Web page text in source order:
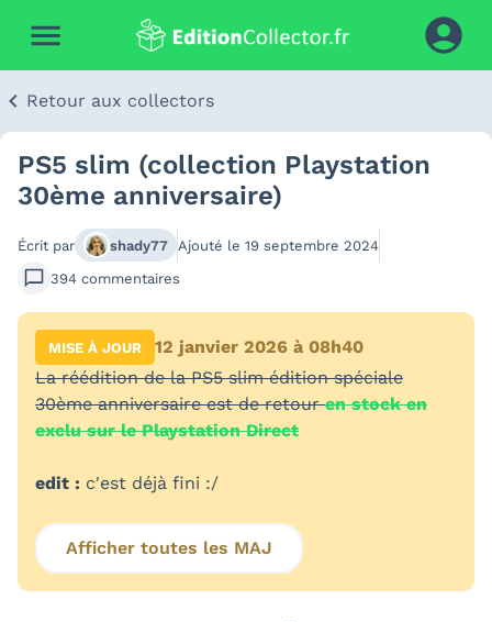
Retour aux collectors
PS5 slim (collection Playstation
30ème anniversaire)
Écrit par shady77 Ajouté le 19 septembre 2024
394 commentaires
MISE À JOUR
12 janvier 2026 à 08h40
La réédition de la PS5 slim édition spéciale
30ème anniversaire est de retouren stock en
exclu sur le Playstation Direct
edit : c'est déjà fini :/
Afficher toutes les MAJ